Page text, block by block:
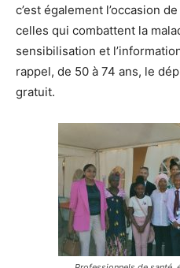
c’est également l’occasion
celles qui combattent la
sensibilisation et
rappel, de 50 à 74 ans, le
gratuit.